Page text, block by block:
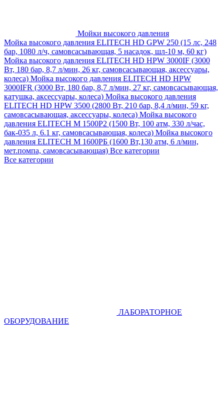
Мойки высокого давления
Мойка высокого давления ELITECH HD GPW 250 (15 лс, 248
бар, 1080 л/ч, самовсасывающая, 5 насадок, шл-10 м, 60 кг)
Мойка высокого давления ELITECH HD HPW 3000IF (3000
Вт, 180 бар, 8,7 л/мин, 26 кг, самовсасывающая, аксессуары,
колеса) Мойка высокого давления ELITECH HD HPW
3000IFR (3000 Вт, 180 бар, 8,7 л/мин, 27 кг, самовсасывающая,
катушка, аксессуары, колеса) Мойка высокого давления
ELITECH HD HPW 3500 (2800 Вт, 210 бар, 8,4 л/мин, 59 кг,
самовсасывающая, аксессуары, колеса) Мойка высокого
давления ELITECH M 1500P2 (1500 Вт, 100 атм, 330 л/час,
бак-035 л, 6.1 кг, самовсасывающая, колеса) Мойка высокого
давления ELITECH М 1600РБ (1600 Вт,130 атм, 6 л/мин,
мет.помпа, самовсасывающая) Все категории
Все категории
ЛАБОРАТОРНОЕ
ОБОРУДОВАНИЕ